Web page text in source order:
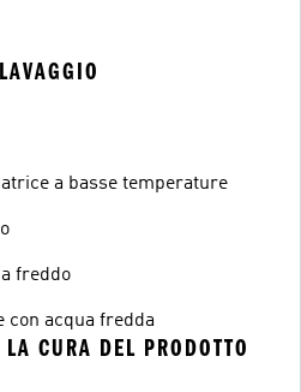
a basse temperature
freddo
con acqua fredda
CURA DEL PRODOTTO